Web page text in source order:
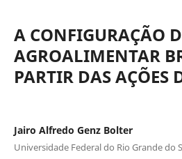
A CONFIGURAÇÃO
AGROALIMENTAR
PARTIR DAS AÇÕES
Jairo Alfredo Genz Bolter
Universidade Federal do Rio Grande do